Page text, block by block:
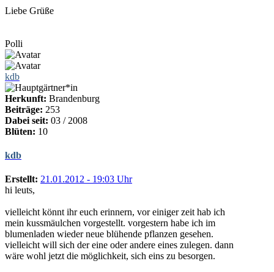
Liebe Grüße
Polli
kdb
Herkunft: Brandenburg
Beiträge: 253
Dabei seit: 03 / 2008
Blüten: 10
kdb
Erstellt: 21.01.2012 - 19:03 Uhr
hi leuts,
vielleicht könnt ihr euch erinnern, vor einiger zeit hab ich
mein kussmäulchen vorgestellt. vorgestern habe ich im
blumenladen wieder neue blühende pflanzen gesehen.
vielleicht will sich der eine oder andere eines zulegen. dann
wäre wohl jetzt die möglichkeit, sich eins zu besorgen.